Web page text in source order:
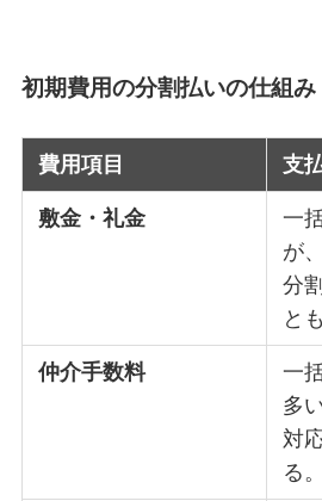
初期費用の分割払いの仕組み
費用項目 支
敷金・礼金
一
が
分
と
仲介手数料
一
多
対
る。